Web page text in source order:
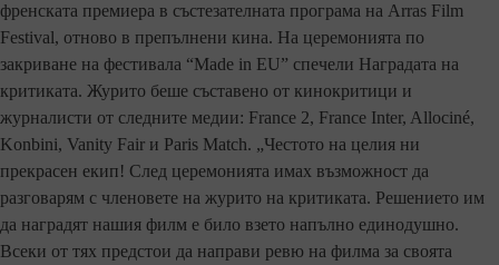
френската премиера в състезателната програма на Arras Film
Festival, отново в препълнени кина. На церемонията по
закриване на фестивала “Made in EU” спечели Наградата на
критиката. Журито беше съставено от кинокритици и
журналисти от следните медии: France 2, France Inter, Allociné,
Konbini, Vanity Fair и Paris Match. „Честото на целия ни
прекрасен екип! След церемонията имах възможност да
разговарям с членовете на журито на критиката. Решението им
да наградят нашия филм е било взето напълно единодушно.
Всеки от тях предстои да направи ревю на филма за своята